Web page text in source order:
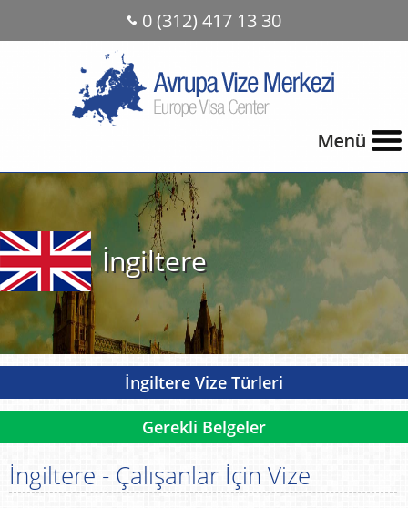
0 (312) 417 13 30
İngiltere
İngiltere Vize Türleri
Gerekli Belgeler
İngiltere - Çalışanlar İçin Vize